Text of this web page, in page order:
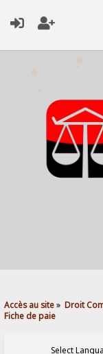
Accès au site» Droit
Fiche de paie